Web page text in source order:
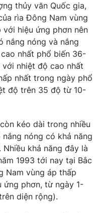
thủy văn Quốc gia,
rìa Đông Nam vùng
hiệu ứng phơn nên
nắng nóng và nắng
nhất phổ biến 36-
nhiệt độ cao nhất
nhất trong ngày phổ
độ trên 35 độ từ 10-
kéo dài trong nhiều
nóng có khả năng
khả năng đây là
1993 tới nay tại Bắc
Nam vùng áp thấp
ứng phơn, từ ngày 1-
diện rộng).